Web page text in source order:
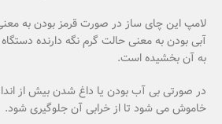
لامپ این چای ساز در صورت قرمز بودن به
آبی بودن به معنی حالت گرم نگه دارنده
به آن بخشیده است.
در صورتی بی آب بودن یا داغ شدن بیش از
خاموش می شود تا از خرابی آن جلوگیری شود.